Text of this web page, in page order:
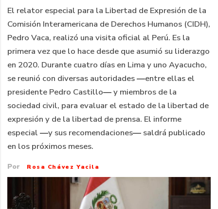
El relator especial para la Libertad de Expresión de la
Comisión Interamericana de Derechos Humanos (CIDH),
Pedro Vaca, realizó una visita oficial al Perú. Es la
primera vez que lo hace desde que asumió su liderazgo
en 2020. Durante cuatro días en Lima y uno Ayacucho,
se reunió con diversas autoridades ―entre ellas el
presidente Pedro Castillo― y miembros de la
sociedad civil, para evaluar el estado de la libertad de
expresión y de la libertad de prensa. El informe
especial ―y sus recomendaciones― saldrá publicado
en los próximos meses.
Por Rosa Chávez Yacila